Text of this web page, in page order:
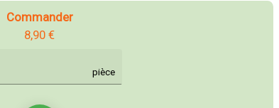
Commander
8,90 €
pièce